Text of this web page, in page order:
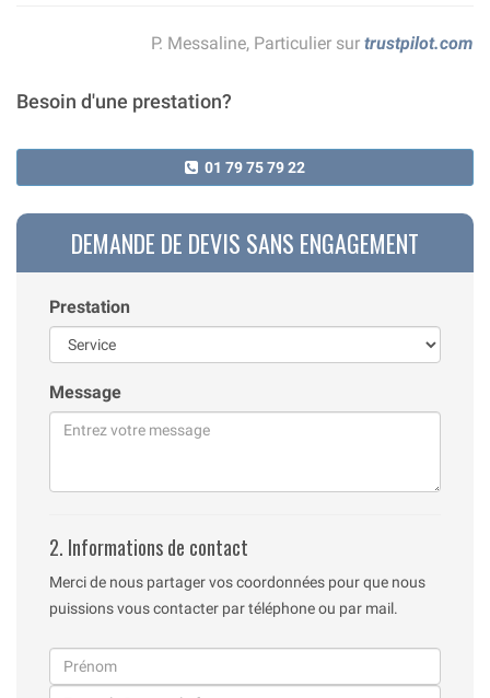
P. Messaline, Particulier sur trustpilot.com
Besoin d'une prestation?
01 79 75 79 22
DEMANDE DE DEVIS SANS ENGAGEMENT
Prestation
Message
2. Informations de contact
Merci de nous partager vos coordonnées pour que nous
puissions vous contacter par téléphone ou par mail.